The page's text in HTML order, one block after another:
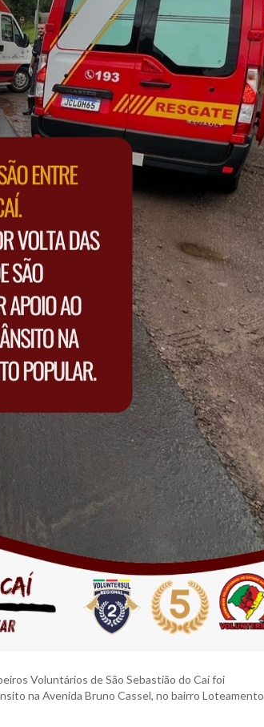
Voluntários de São Sebastião do Caí foi
na Avenida Bruno Cassel, no bairro Loteamento